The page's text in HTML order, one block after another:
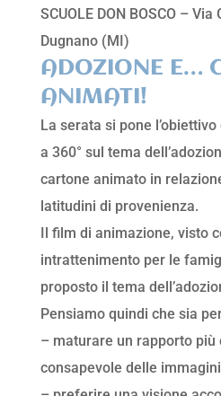
SCUOLE DON BOSCO –
Dugnano (MI)
ADOZIONE E…
ANIMATI!
La serata si pone
a 360° sul tema
cartone animato in
latitudini di provenienza.
Il film di animazione, visto
intrattenimento per le
proposto il tema
Pensiamo quindi che sia
– maturare un rapporto più
consapevole delle